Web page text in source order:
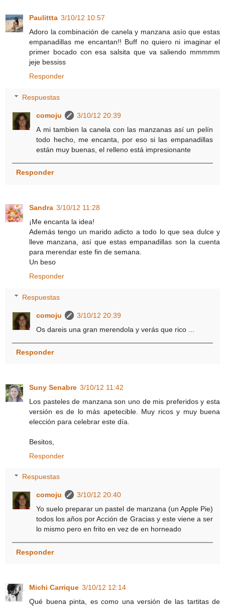
Paulittta 3/10/12 10:57
Adoro la combinación de canela y manzana asío que estas
empanadillas me encantan!! Buff no quiero ni imaginar el
primer bocado con esa salsita que va saliendo mmmmm
jeje bessiss
Responder
Respuestas
comoju
3/10/12 20:39
A mi tambien la canela con las manzanas así un pelín
todo hecho, me encanta, por eso si las empanadillas
están muy buenas, el relleno está impresionante
Responder
Sandra 3/10/12 11:28
¡Me encanta la idea!
Además tengo un marido adicto a todo lo que sea dulce y
lleve manzana, así que estas empanadillas son la cuenta
para merendar este fin de semana.
Un beso
Responder
Respuestas
comoju
3/10/12 20:39
Os dareis una gran merendola y verás que rico ...
Responder
Suny Senabre 3/10/12 11:42
Los pasteles de manzana son uno de mis preferidos y esta
versión es de lo más apetecible. Muy ricos y muy buena
elección para celebrar este día.
Besitos,
Responder
Respuestas
comoju
3/10/12 20:40
Yo suelo preparar un pastel de manzana (un Apple Pie)
todos los años por Acción de Gracias y este viene a ser
lo mismo pero en frito en vez de en horneado
Responder
Michi Carrique 3/10/12 12:14
Qué buena pinta, es como una versión de las tartitas de